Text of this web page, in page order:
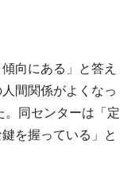
向にある」と答え
間関係がよくなっ
。同センターは「定
を握っている」と